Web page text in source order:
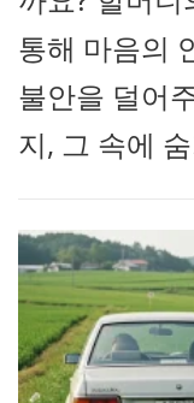
통해 마음의
불안을 덜어
지, 그 속에